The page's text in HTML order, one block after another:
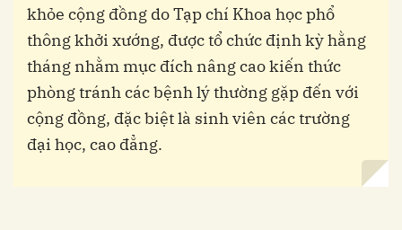
khỏe cộng đồng do Tạp chí Khoa học phổ
thông khởi xướng, được tổ chức định kỳ hằng
tháng nhằm mục đích nâng cao kiến thức
phòng tránh các bệnh lý thường gặp đến với
cộng đồng, đặc biệt là sinh viên các trường
đại học, cao đẳng.